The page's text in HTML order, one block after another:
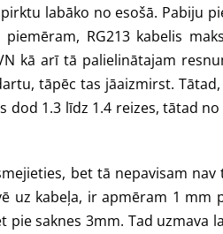
labāko no esošā. Pabiju
RG213 kabelis
kā arī tā palielinātajam
tāpēc tas jāaizmirst.
dod 1.3 līdz 1.4 reizes, tātad
bet tā nepavisam
uz kabeļa, ir apmēram 1
saknes 3mm. Tad